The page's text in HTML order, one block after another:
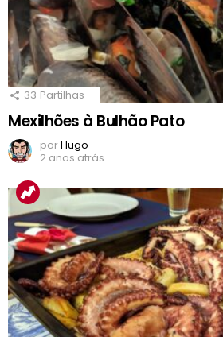
33 Partilhas
Mexilhões à Bulhão Pato
porHugo
2 anos atrás